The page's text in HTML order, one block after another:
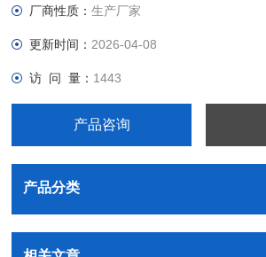
厂商性质：生产厂家
更新时间： 2026-04-08
访 问 量： 1443
产品咨询
产品分类